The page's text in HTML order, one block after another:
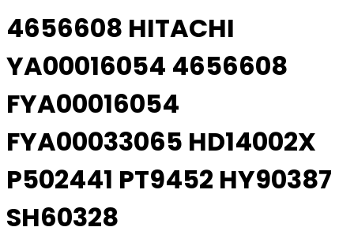
4656608 HITACHI
YA00016054 4656608
FYA00016054
FYA00033065 HD14002X
P502441 PT9452 HY90387
SH60328